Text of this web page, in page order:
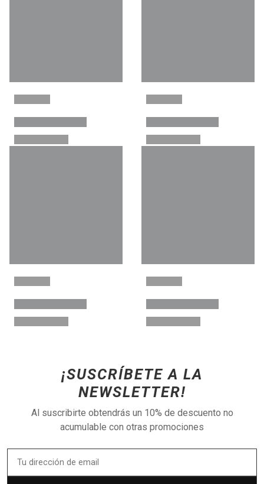
¡SUSCRÍBETE A LA
NEWSLETTER!
Al suscribirte obtendrás un 10% de descuento no
acumulable con otras promociones